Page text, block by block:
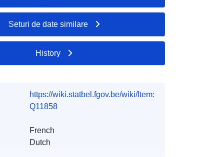
Seturi de date similare
History
https://wiki.statbel.fgov.be/wiki/Item:
Q11858
French
Dutch